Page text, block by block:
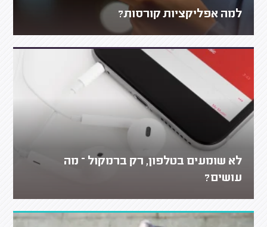
למה אפליקציות קורסות?
לא שומעים בטלפון, רק ברמקול – מה
עושים?